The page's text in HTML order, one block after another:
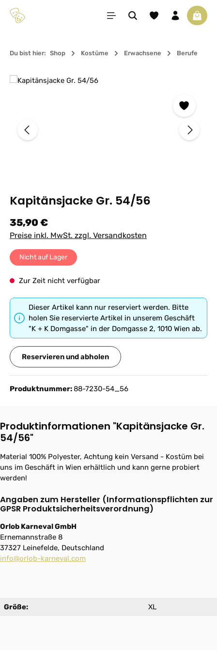
Zum Hauptinhalt springen Du hast 0 Produkte
Du bist hier: Shop Kostüme Erwachsene Berufe
Bildergalerie überspringen
Kapitänsjacke Gr. 54/56
Regulärer Preis:
35,90 €
Preise inkl. MwSt. zzgl. Versandkosten
Nicht auf Lager
Zur Zeit nicht verfügbar
Dieser Artikel kann nur reserviert werden. Bitte
holen Sie reservierte Artikel in unserem Geschäft
"K + K Domgasse" in der Domgasse 2, 1010 Wien ab.
Reservieren und abholen
Produktnummer:88-7230-54_56
Produktinformationen "Kapitänsjacke Gr.
54/56"
Material 100% Polyester, Achtung kein Versand - Kostüm bei
uns im Geschäft in Wien erhältlich und kann gerne probiert
werden!
Angaben zum Hersteller (Informationspflichten zur
GPSR Produktsicherheitsverordnung)
Orlob Karneval GmbH
Ernemannstraße 8
37327 Leinefelde, Deutschland
info@orlob-karneval.com
Größe: XL